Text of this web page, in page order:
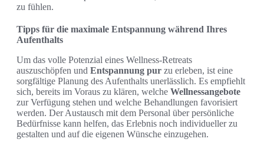
zu fühlen.
Tipps für die maximale Entspannung während Ihres
Aufenthalts
Um das volle Potenzial eines Wellness-Retreats
auszuschöpfen und Entspannung pur zu erleben, ist eine
sorgfältige Planung des Aufenthalts unerlässlich. Es empfiehlt
sich, bereits im Voraus zu klären, welche Wellnessangebote
zur Verfügung stehen und welche Behandlungen favorisiert
werden. Der Austausch mit dem Personal über persönliche
Bedürfnisse kann helfen, das Erlebnis noch individueller zu
gestalten und auf die eigenen Wünsche einzugehen.